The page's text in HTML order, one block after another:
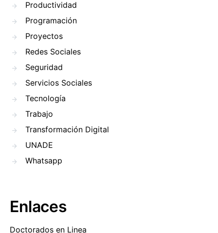
Productividad
Programación
Proyectos
Redes Sociales
Seguridad
Servicios Sociales
Tecnología
Trabajo
Transformación Digital
UNADE
Whatsapp
Enlaces
Doctorados en Linea